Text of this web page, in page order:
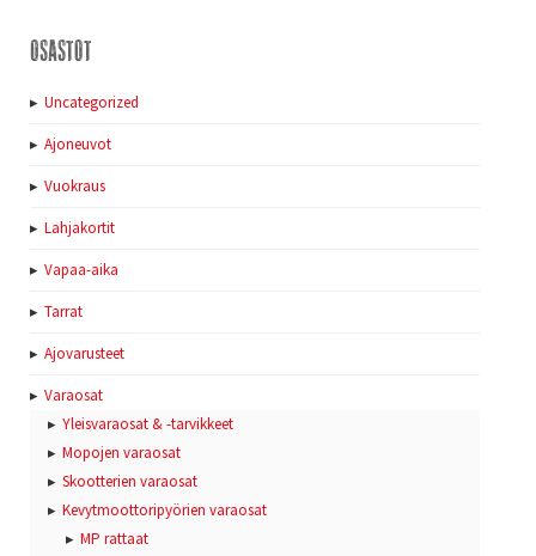
Osastot
Uncategorized
Ajoneuvot
Vuokraus
Lahjakortit
Vapaa-aika
Tarrat
Ajovarusteet
Varaosat
Yleisvaraosat & -tarvikkeet
Mopojen varaosat
Skootterien varaosat
Kevytmoottoripyörien varaosat
MP rattaat